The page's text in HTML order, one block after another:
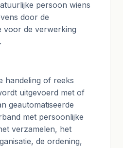
persoon wiens
door de
voor de verwerking
handeling of reeks
uitgevoerd met of
geautomatiseerde
met persoonlijke
verzamelen, het
de ordening,